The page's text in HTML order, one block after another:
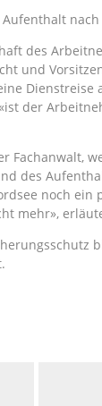
des
und
Dienstreise
der
Fachanwalt,
des
noch ein
mehr»,